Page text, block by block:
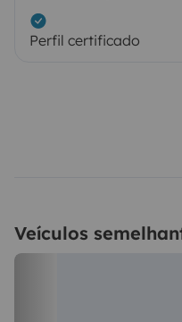
Perfil certificado
Veículos